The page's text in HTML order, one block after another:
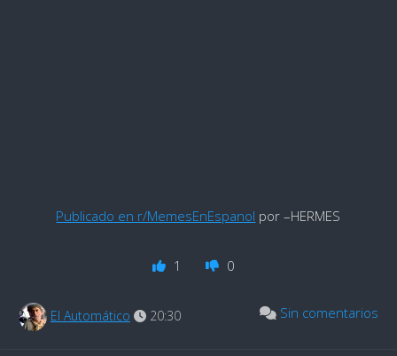
Publicado en r/MemesEnEspanol por –HERMES
1 0
El Automático 20:30 Sin comentarios